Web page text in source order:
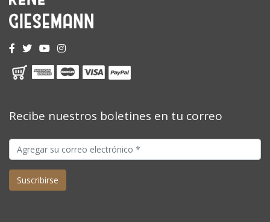
Recibe nuestros boletines en tu correo